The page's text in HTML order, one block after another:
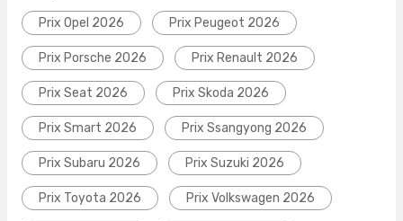
Prix Opel 2026 Prix Peugeot 2026
Prix Porsche 2026 Prix Renault 2026
Prix Seat 2026 Prix Skoda 2026
Prix Smart 2026 Prix Ssangyong 2026
Prix Subaru 2026 Prix Suzuki 2026
Prix Toyota 2026 Prix Volkswagen 2026